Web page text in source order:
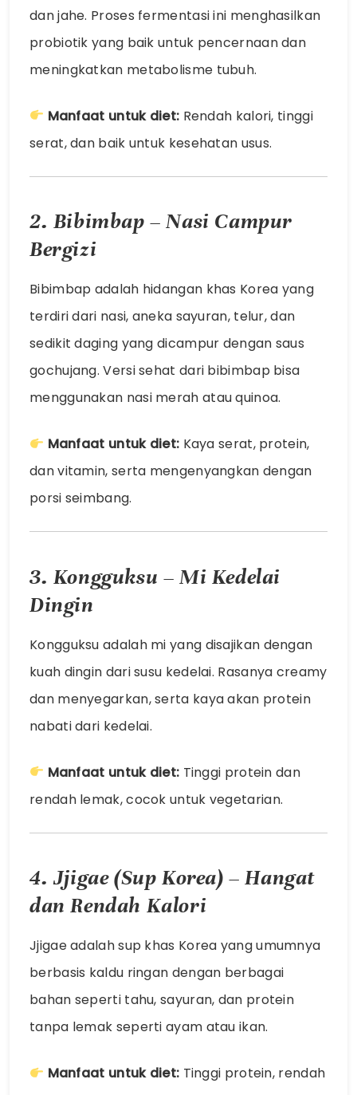
dan jahe. Proses fermentasi ini menghasilkan
probiotik yang baik untuk pencernaan dan
meningkatkan metabolisme tubuh.
Manfaat untuk diet: Rendah kalori, tinggi
serat, dan baik untuk kesehatan usus.
2. Bibimbap – Nasi Campur
Bergizi
Bibimbap adalah hidangan khas Korea yang
terdiri dari nasi, aneka sayuran, telur, dan
sedikit daging yang dicampur dengan saus
gochujang. Versi sehat dari bibimbap bisa
menggunakan nasi merah atau quinoa.
Manfaat untuk diet: Kaya serat, protein,
dan vitamin, serta mengenyangkan dengan
porsi seimbang.
3. Kongguksu – Mi Kedelai
Dingin
Kongguksu adalah mi yang disajikan dengan
kuah dingin dari susu kedelai. Rasanya creamy
dan menyegarkan, serta kaya akan protein
nabati dari kedelai.
Manfaat untuk diet: Tinggi protein dan
rendah lemak, cocok untuk vegetarian.
4. Jjigae (Sup Korea) – Hangat
dan Rendah Kalori
Jjigae adalah sup khas Korea yang umumnya
berbasis kaldu ringan dengan berbagai
bahan seperti tahu, sayuran, dan protein
tanpa lemak seperti ayam atau ikan.
Manfaat untuk diet: Tinggi protein, rendah